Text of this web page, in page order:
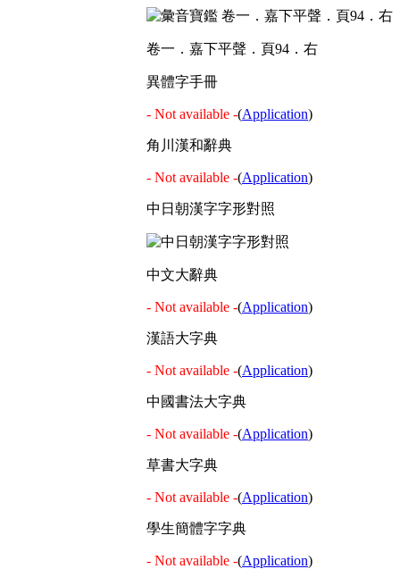
卷一．嘉下平聲．頁94．右
異體字手冊
- Not available -(Application)
角川漢和辭典
- Not available -(Application)
中日朝漢字字形對照
中文大辭典
- Not available -(Application)
漢語大字典
- Not available -(Application)
中國書法大字典
- Not available -(Application)
草書大字典
- Not available -(Application)
學生簡體字字典
- Not available -(Application)